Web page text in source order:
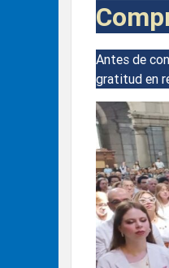
Antes de
gratitud en